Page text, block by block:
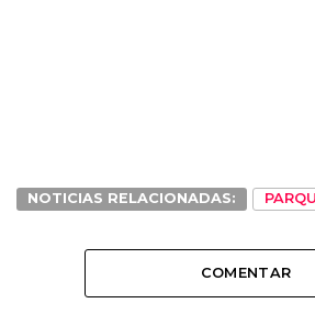
NOTICIAS RELACIONADAS:
COMENTAR